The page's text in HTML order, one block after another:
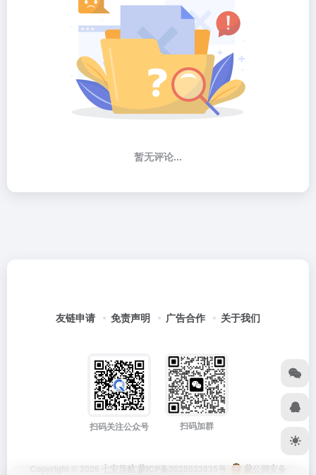
暂无评论...
友链申请 免责声明 广告合作 关于我们
扫码关注公众号 扫码加群
Copyright © 2026 七安导航 蒙ICP备2025033835号 蒙公网安备